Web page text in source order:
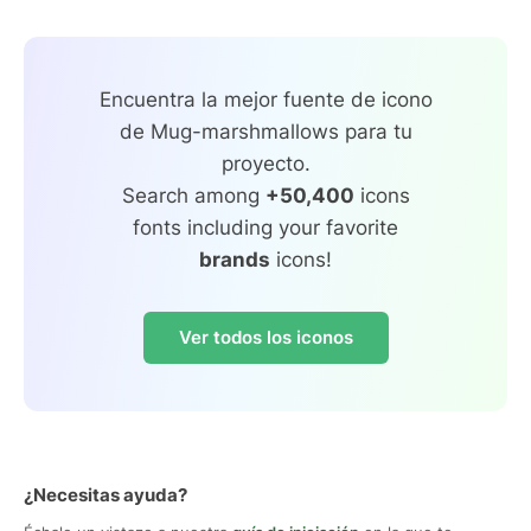
Encuentra la mejor fuente de icono
de Mug-marshmallows para tu
proyecto.
Search among +50,400 icons
fonts including your favorite
brands icons!
Ver todos los iconos
¿Necesitas ayuda?